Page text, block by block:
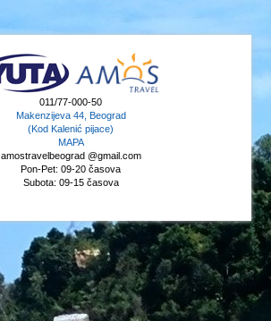
011/77-000-50
Makenzijeva 44, Beograd
(Kod Kalenić pijace)
MAPA
amostravelbeograd @gmail.com
Pon-Pet: 09-20 časova
Subota: 09-15 časova